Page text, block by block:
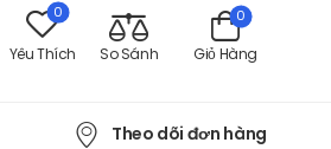
0
Yêu Thích So Sánh Giỏ Hàng
0
Theo dõi đơn hàng